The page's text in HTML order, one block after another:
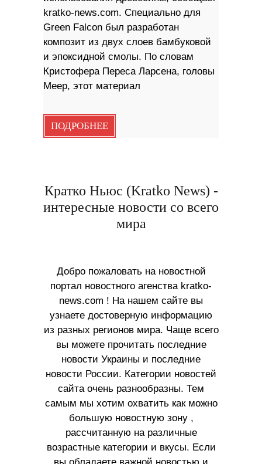
kratko-news.com. Специально для
Green Falcon был разработан
композит из двух слоев бамбуковой
и эпоксидной смолы. По словам
Кристофера Переса Ларсена, головы
Meep, этот материал
ПОДРОБНЕЕ
Кратко Ньюс (Kratko News) -
интересные новости со всего
мира
Добро пожаловать на новостной
портал новостного агенства kratko-
news.com ! На нашем сайте вы
узнаете достоверную информацию
из разных регионов мира. Чаще всего
вы можете прочитать последние
новости Украины и последние
новости России. Категории новостей
сайта очень разнообразны. Тем
самым мы хотим охватить как можно
большую новостную зону ,
рассчитанную на различные
возрастные категории и вкусы. Если